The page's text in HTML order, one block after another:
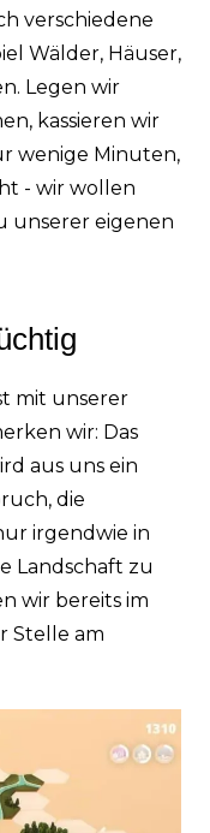
verschiedene
Wälder, Häuser,
Legen wir
kassieren wir
wenige Minuten,
- wir wollen
unserer eigenen
mit unserer
wir: Das
aus uns ein
die
irgendwie in
Landschaft zu
wir bereits im
Stelle am